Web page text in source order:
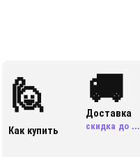
🙋
Как купить
🚚
Доставка
скидка до ...